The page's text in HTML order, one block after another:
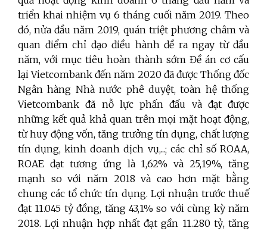
triển khai nhiệm vụ 6 tháng cuối năm 2019. Theo
đó, nửa đầu năm 2019, quán triệt phương châm và
quan điểm chỉ đạo điều hành đề ra ngay từ đầu
năm, với mục tiêu hoàn thành sớm Đề án cơ cấu
lại Vietcombank đến năm 2020 đã được Thống đốc
Ngân hàng Nhà nước phê duyệt, toàn hệ thống
Vietcombank đã nỗ lực phấn đấu và đạt được
những kết quả khả quan trên mọi mặt hoạt động,
từ huy động vốn, tăng trưởng tín dụng, chất lượng
tín dụng, kinh doanh dịch vụ,...; các chỉ số ROAA,
ROAE đạt tương ứng là 1,62% và 25,19%, tăng
mạnh so với năm 2018 và cao hơn mặt bằng
chung các tổ chức tín dụng. Lợi nhuận trước thuế
đạt 11.045 tỷ đồng, tăng 43,1% so với cùng kỳ năm
2018. Lợi nhuận hợp nhất đạt gần 11.280 tỷ, tăng